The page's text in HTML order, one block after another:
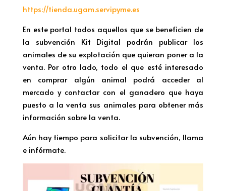
https://tienda.ugam.servipyme.es
En este portal todos aquellos que se beneficien de
la subvención Kit Digital podrán publicar los
animales de su explotación que quieran poner a la
venta. Por otro lado, todo el que esté interesado
en comprar algún animal podrá acceder al
mercado y contactar con el ganadero que haya
puesto a la venta sus animales para obtener más
información sobre la venta.
Aún hay tiempo para solicitar la subvención, llama
e infórmate.